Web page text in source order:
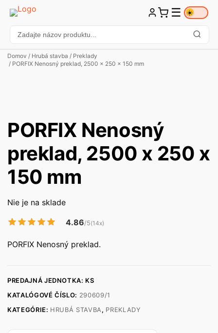
☰ ☀️
Domov / Hrubá stavba / Preklady
/ PORFIX Nenosný preklad, 2500 x 250 x 150 mm
PORFIX Nenosný
preklad, 2500 x 250 x
150 mm
Nie je na sklade
4.86/5(14x)
PORFIX Nenosný preklad.
PREDAJNÁ JEDNOTKA: KS
KATALÓGOVÉ ČÍSLO: 290609/1
KATEGÓRIE: HRUBÁ STAVBA, PREKLADY